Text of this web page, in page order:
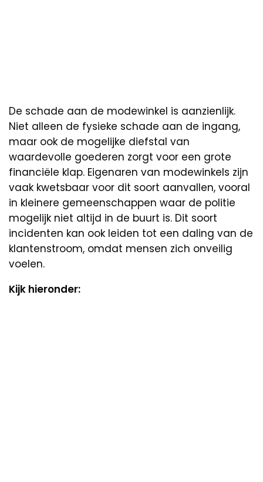
De schade aan de modewinkel is aanzienlijk.
Niet alleen de fysieke schade aan de ingang,
maar ook de mogelijke diefstal van
waardevolle goederen zorgt voor een grote
financiële klap. Eigenaren van modewinkels zijn
vaak kwetsbaar voor dit soort aanvallen, vooral
in kleinere gemeenschappen waar de politie
mogelijk niet altijd in de buurt is. Dit soort
incidenten kan ook leiden tot een daling van de
klantenstroom, omdat mensen zich onveilig
voelen.
Kijk hieronder: